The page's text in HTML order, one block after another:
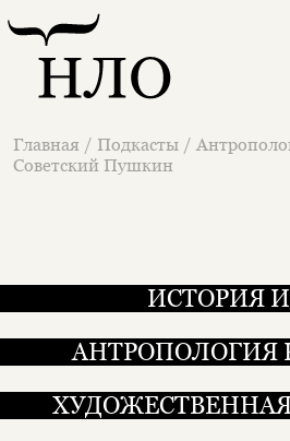
Главная / Подкасты /
Советский Пушкин
ИСТОРИЯ
АНТРОПОЛОГИЯ